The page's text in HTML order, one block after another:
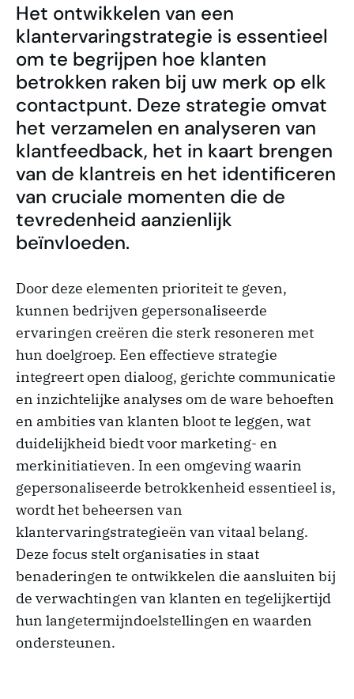
Het ontwikkelen van een
klantervaringstrategie is essentieel
om te begrijpen hoe klanten
betrokken raken bij uw merk op elk
contactpunt. Deze strategie omvat
het verzamelen en analyseren van
klantfeedback, het in kaart brengen
van de klantreis en het identificeren
van cruciale momenten die de
tevredenheid aanzienlijk
beïnvloeden.
Door deze elementen prioriteit te geven,
kunnen bedrijven gepersonaliseerde
ervaringen creëren die sterk resoneren met
hun doelgroep. Een effectieve strategie
integreert open dialoog, gerichte communicatie
en inzichtelijke analyses om de ware behoeften
en ambities van klanten bloot te leggen, wat
duidelijkheid biedt voor marketing- en
merkinitiatieven. In een omgeving waarin
gepersonaliseerde betrokkenheid essentieel is,
wordt het beheersen van
klantervaringstrategieën van vitaal belang.
Deze focus stelt organisaties in staat
benaderingen te ontwikkelen die aansluiten bij
de verwachtingen van klanten en tegelijkertijd
hun langetermijndoelstellingen en waarden
ondersteunen.